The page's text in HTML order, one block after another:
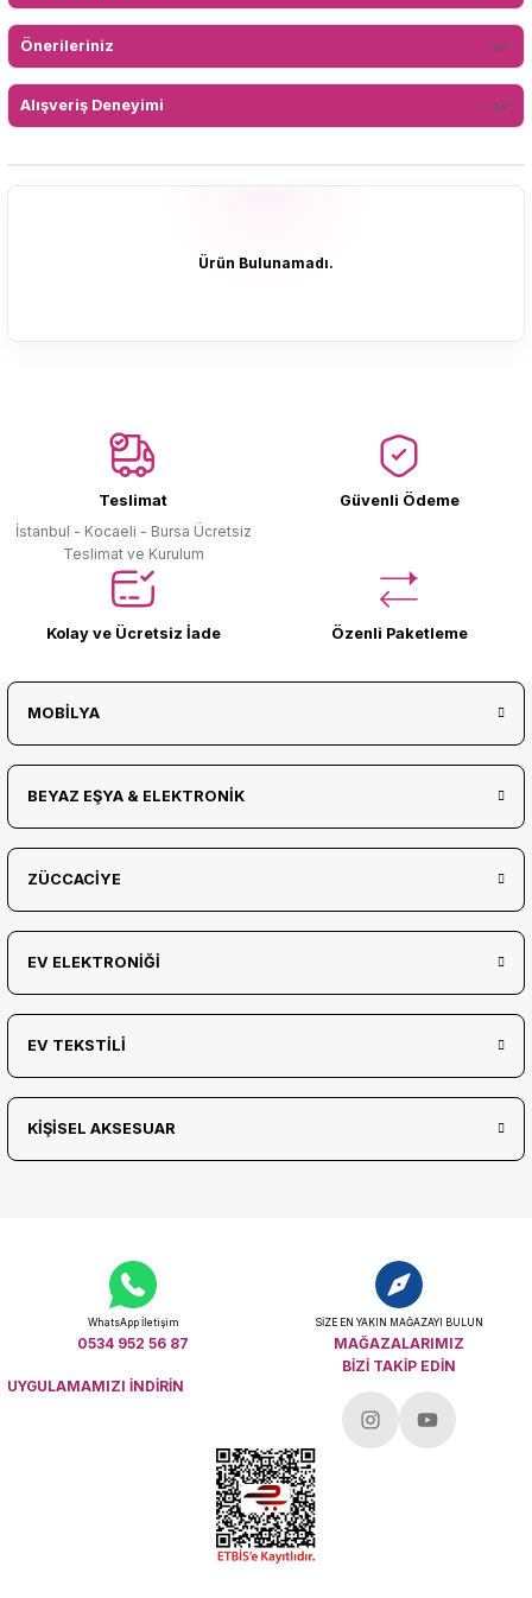
Önerileriniz
Alışveriş Deneyimi
Ürün Bulunamadı.
Teslimat
İstanbul - Kocaeli - Bursa Ücretsiz
Teslimat ve Kurulum
Güvenli Ödeme
Kolay ve Ücretsiz İade Özenli Paketleme
MOBİLYA
BEYAZ EŞYA & ELEKTRONİK
ZÜCCACİYE
EV ELEKTRONİĞİ
EV TEKSTİLİ
KİŞİSEL AKSESUAR
WhatsApp İletişim
0534 952 56 87
SİZE EN YAKIN MAĞAZAYI BULUN
MAĞAZALARIMIZ
UYGULAMAMIZI İNDİRİN
BİZİ TAKİP EDİN